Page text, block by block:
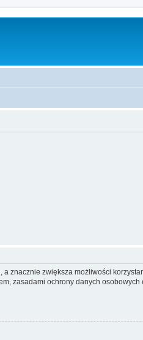
znacznie zwiększa możliwości
zasadami ochrony danych